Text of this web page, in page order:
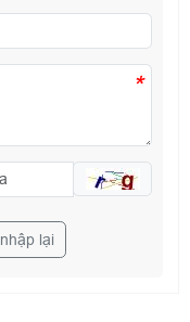
*
nhập lại